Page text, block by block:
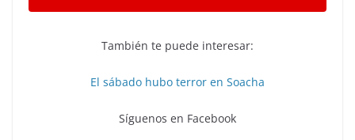
También te puede interesar:
El sábado hubo terror en Soacha
Síguenos en Facebook